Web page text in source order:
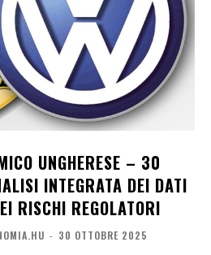
UNGHERESE – 30
INTEGRATA DEI DATI
RISCHI REGOLATORI
- 30 OTTOBRE 2025